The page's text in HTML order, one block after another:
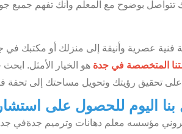
تتواصل بوضوح مع المعلم وأنك تفهم جميع
فنية عصرية وأنيقة إلى منزلك أو مكتبك في
المتخصصة في جدة هو الخيار الأمثل. ابحث
على تحقيق رؤيتك وتحويل مساحتك إلى تحفة
بنا اليوم للحصول على
مؤسسه معلم دهانات وترميم جدةفي